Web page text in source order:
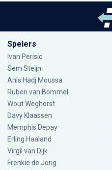
Spelers
Ivan Perisic
Sem Steijn
Anis Hadj Moussa
Ruben van Bommel
Wout Weghorst
Davy Klaassen
Memphis Depay
Erling Haaland
Virgil van Dijk
Frenkie de Jong